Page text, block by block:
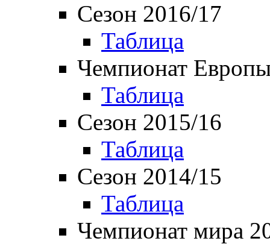
Сезон 2016/17
Таблица
Чемпионат
Таблица
Сезон 2015/16
Таблица
Сезон 2014/15
Таблица
Чемпионат мира